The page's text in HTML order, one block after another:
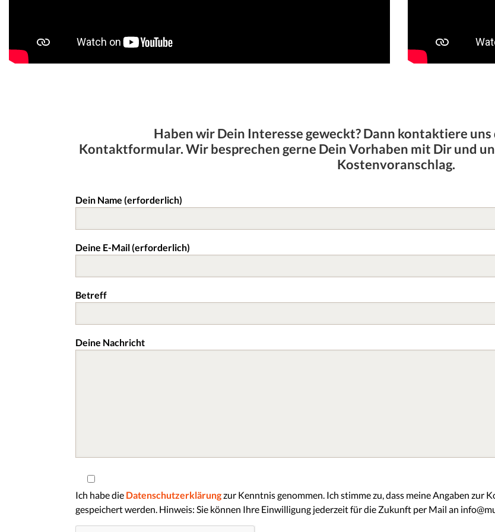
Haben wir Dein Interesse geweckt? Dann kontaktiere
Kontaktformular. Wir besprechen gerne Dein Vorhaben mit Dir und
Kostenvoranschlag.
Dein Name (erforderlich)
Deine E-Mail (erforderlich)
Betreff
Deine Nachricht
Ich habe die Datenschutzerklärungzur Kenntnis genommen. Ich stimme zu, dass meine Angaben zur
gespeichert werden. Hinweis: Sie können Ihre Einwilligung jederzeit für die Zukunft per Mail an